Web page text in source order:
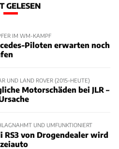
GELESEN
IM WM-KAMPF
Piloten erwarten noch
UND LAND ROVER (2015–HEUTE)
Motorschäden bei JLR –
UND UMFUNKTIONIERT
RS3 von Drogendealer wird